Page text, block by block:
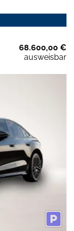
68.600,00 €
ausweisbar